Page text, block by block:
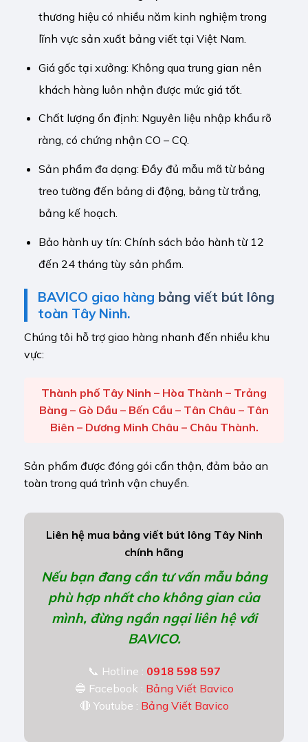
thương hiệu có nhiều năm kinh nghiệm trong
lĩnh vực sản xuất bảng viết tại Việt Nam.
Giá gốc tại xưởng: Không qua trung gian nên
khách hàng luôn nhận được mức giá tốt.
Chất lượng ổn định: Nguyên liệu nhập khẩu rõ
ràng, có chứng nhận CO – CQ.
Sản phẩm đa dạng: Đầy đủ mẫu mã từ bảng
treo tường đến bảng di động, bảng từ trắng,
bảng kế hoạch.
Bảo hành uy tín: Chính sách bảo hành từ 12
đến 24 tháng tùy sản phẩm.
BAVICO giao hàng bảng viết bút lông
toàn Tây Ninh.
Chúng tôi hỗ trợ giao hàng nhanh đến nhiều khu
vực:
Thành phố Tây Ninh – Hòa Thành – Trảng
Bàng – Gò Dầu – Bến Cầu – Tân Châu – Tân
Biên – Dương Minh Châu – Châu Thành.
Sản phẩm được đóng gói cẩn thận, đảm bảo an
toàn trong quá trình vận chuyển.
Liên hệ mua bảng viết bút lông Tây Ninh
chính hãng
Nếu bạn đang cần tư vấn mẫu bảng
phù hợp nhất cho không gian của
mình, đừng ngần ngại liên hệ với
BAVICO.
📞 Hotline : 0918 598 597
🔵 Facebook : Bảng Viết Bavico
🔴 Youtube : Bảng Viết Bavico